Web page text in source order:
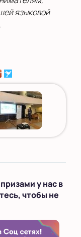
языковой
у нас в
чтобы не